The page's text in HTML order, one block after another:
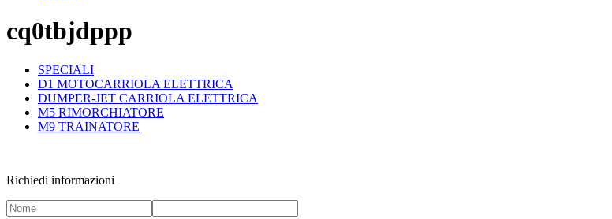
cq0tbjdppp
SPECIALI
D1 MOTOCARRIOLA ELETTRICA
DUMPER-JET CARRIOLA ELETTRICA
M5 RIMORCHIATORE
M9 TRAINATORE
Richiedi informazioni